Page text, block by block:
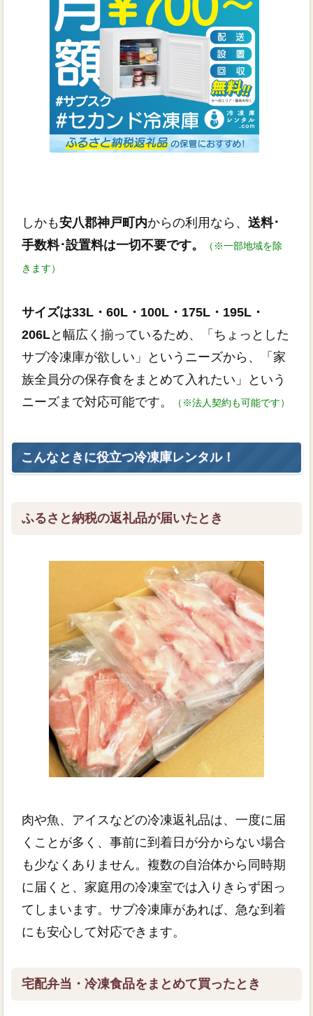
しかも安八郡神戸町内からの利用なら、 送料･
手数料･設置料は一切不要です。
（※一部地域を除
きます）
サイズは33L・60L・100L・175L・195L・
206Lと幅広く揃っているため、「ちょっとした
サブ冷凍庫が欲しい」というニーズから、「家
族全員分の保存食をまとめて入れたい」という
ニーズまで対応可能です。
（※法人契約も可能です）
こんなときに役立つ冷凍庫レンタル！
ふるさと納税の返礼品が届いたとき
肉や魚、アイスなどの冷凍返礼品は、一度に届
くことが多く、事前に到着日が分からない場合
も少なくありません。複数の自治体から同時期
に届くと、家庭用の冷凍室では入りきらず困っ
てしまいます。サブ冷凍庫があれば、急な到着
にも安心して対応できます。
宅配弁当・冷凍食品をまとめて買ったとき